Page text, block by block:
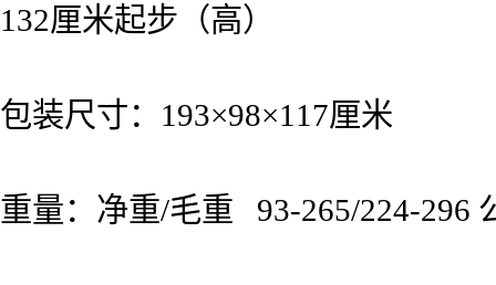
132厘米起步（高）
包装尺寸：193×98×117厘米
重量：净重/毛重 93-265/224-296